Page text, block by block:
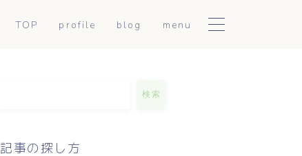
TOP profile blog
mumiのつぶやき
menu
こころとからだ整えセッシ
検索
記事の探し方